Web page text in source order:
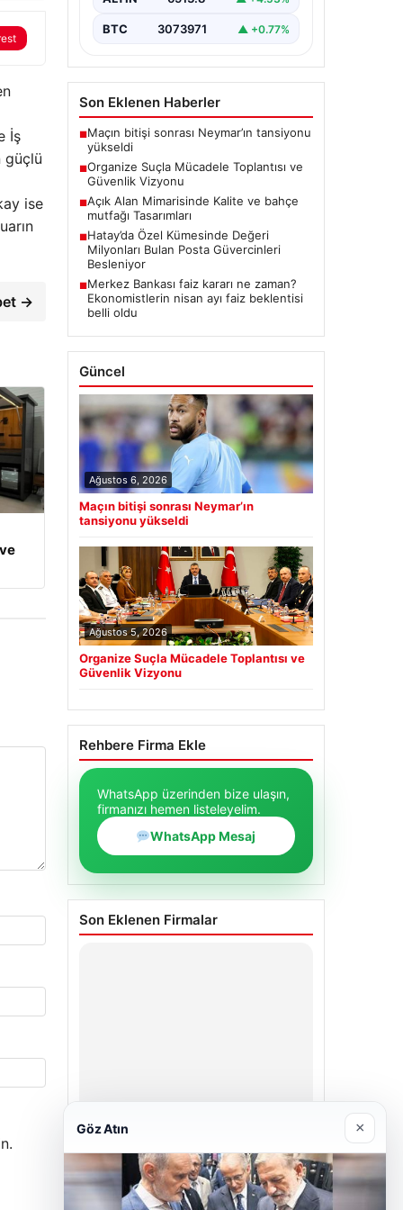
İş
güçlü
ise
→
BTC 3073971 ▲ +0.77%
Son Eklenen Haberler
■Maçın bitişi sonrası Neymar’ın tansiyonu
yükseldi
■Organize Suçla Mücadele Toplantısı ve
Güvenlik Vizyonu
■Açık Alan Mimarisinde Kalite ve bahçe
mutfağı Tasarımları
■Hatay’da Özel Kümesinde Değeri
Milyonları Bulan Posta Güvercinleri
Besleniyor
■Merkez Bankası faiz kararı ne zaman?
Ekonomistlerin nisan ayı faiz beklentisi
belli oldu
Güncel
Ağustos 6, 2026
Maçın bitişi sonrası Neymar’ın
tansiyonu yükseldi
Ağustos 5, 2026
Organize Suçla Mücadele Toplantısı ve
Güvenlik Vizyonu
Rehbere Firma Ekle
WhatsApp üzerinden bize ulaşın,
firmanızı hemen listeleyelim.
WhatsApp Mesaj
Son Eklenen Firmalar
Enes Kaplan Avukatlık Bürosu
Göz Atın ×